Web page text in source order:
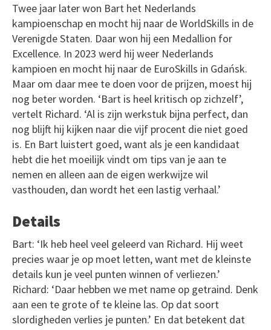
Twee jaar later won Bart het Nederlands
kampioenschap en mocht hij naar de WorldSkills in de
Verenigde Staten. Daar won hij een Medallion for
Excellence. In 2023 werd hij weer Nederlands
kampioen en mocht hij naar de EuroSkills in Gdańsk.
Maar om daar mee te doen voor de prijzen, moest hij
nog beter worden. ‘Bart is heel kritisch op zichzelf’,
vertelt Richard. ‘Al is zijn werkstuk bijna perfect, dan
nog blijft hij kijken naar die vijf procent die niet goed
is. En Bart luistert goed, want als je een kandidaat
hebt die het moeilijk vindt om tips van je aan te
nemen en alleen aan de eigen werkwijze wil
vasthouden, dan wordt het een lastig verhaal.’
Details
Bart: ‘Ik heb heel veel geleerd van Richard. Hij weet
precies waar je op moet letten, want met de kleinste
details kun je veel punten winnen of verliezen.’
Richard: ‘Daar hebben we met name op getraind. Denk
aan een te grote of te kleine las. Op dat soort
slordigheden verlies je punten.’ En dat betekent dat